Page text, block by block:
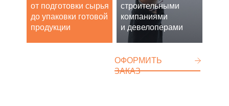
от подготовки сырья
до упаковки готовой
продукции
строительными
компаниями
и девелоперами
ОФОРМИТЬ
ЗАКАЗ